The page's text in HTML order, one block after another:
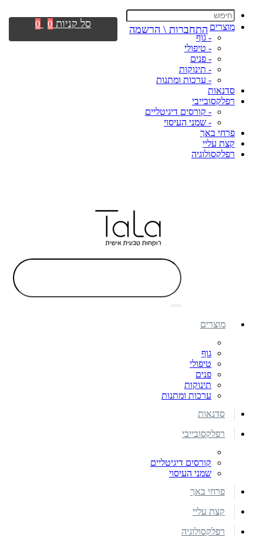
מוצרים
- גוף
- טיפולי
- פנים
- תינוקות
- ערכות ומתנות
סדנאות
רפלקסובייבי
- קורסים דיגיטליים
- שמני העיסוי
פרחי באך
קצת עליי
רפלקסולוגיה
התחברות \ הרשמה סל קניות 0
0
מוצרים
גוף
טיפולי
פנים
תינוקות
ערכות ומתנות
סדנאות
רפלקסובייבי
קורסים דיגיטליים
שמני העיסוי
פרחי באך
קצת עליי
רפלקסולוגיה